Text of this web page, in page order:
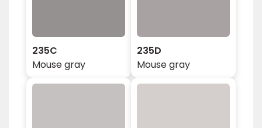
235C
Mouse gray
235D
Mouse gray